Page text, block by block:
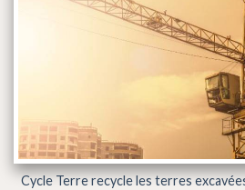
Cycle Terre recycle les terres